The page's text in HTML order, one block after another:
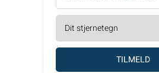
TILMELD